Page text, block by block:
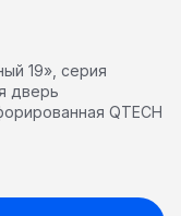
19», серия
дверь
QTECH